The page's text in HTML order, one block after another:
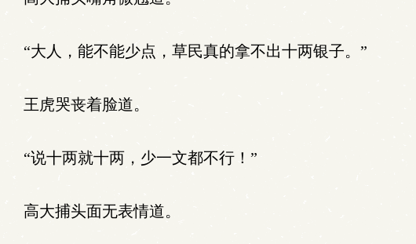
“大人，能不能少点，草民真的拿不出十两银子。”
王虎哭丧着脸道。
“说十两就十两，少一文都不行！”
高大捕头面无表情道。